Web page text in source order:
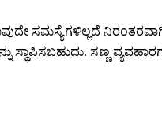
ಸಮಸ್ಯೆಗಳಿಲ್ಲದೆ ನಿರಂತರವಾಗಿ
ಸ್ಥಾಪಿಸಬಹುದು. ಸಣ್ಣ